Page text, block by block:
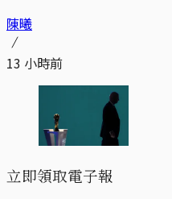
陳曦
13 小時前
立即領取電子報